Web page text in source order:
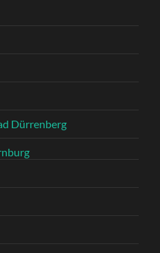
Dürrenberg